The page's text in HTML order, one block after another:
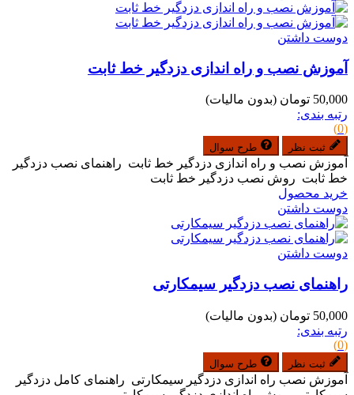
دوست داشتن
آموزش نصب و راه اندازی دزدگیر خط ثابت
50,000 تومان
(بدون مالیات)
رتبه بندی:
(0)
ثبت نظر طرح سوال
آموزش نصب و راه اندازی دزدگیر خط ثابت راهنمای نصب دزدگیر
خط ثابت روش نصب دزدگیر خط ثابت
خرید محصول
دوست داشتن
دوست داشتن
راهنمای نصب دزدگیر سیمکارتی
50,000 تومان
(بدون مالیات)
رتبه بندی:
(0)
ثبت نظر طرح سوال
آموزش نصب راه اندازی دزدگیر سیمکارتی راهنمای کامل دزدگیر